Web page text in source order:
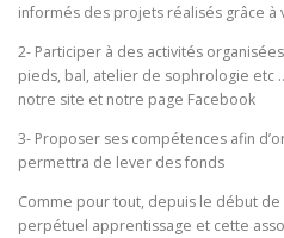
informés des projets réalisés grâce à
2- Participer à des activités
pieds, bal, atelier de sophrologie etc
notre site et notre page Facebook
3- Proposer ses compétences afin
permettra de lever des fonds
Comme pour tout, depuis le début
perpétuel apprentissage et cette